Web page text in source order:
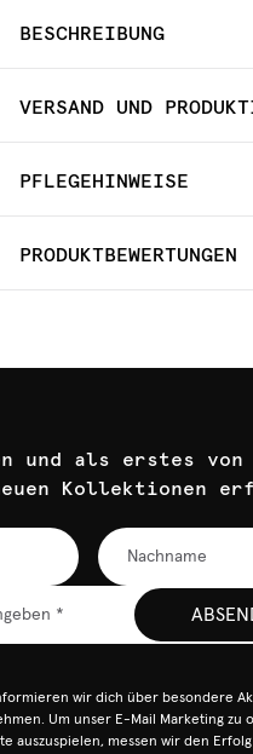
BESCHREIBUNG
VERSAND UND
PFLEGEHINWEISE
PRODUKTBEWERTUNGEN
und als erstes von
Kollektionen
wir dich über besondere
Um unser E-Mail Marketing zu
auszuspielen, messen wir den Erfolg